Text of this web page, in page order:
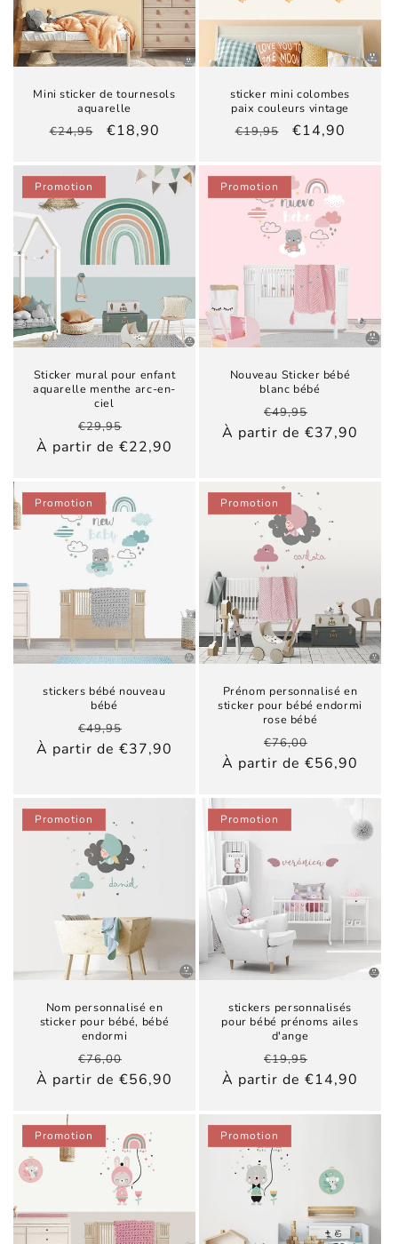
Mini sticker de tournesols
aquarelle
Prix
€24,95
Prix
€18,90
sticker mini colombes
paix couleurs vintage
Prix
€19,95
Prix
€14,90
Promotion
Sticker mural pour enfant
aquarelle menthe arc-en-
ciel
Prix
habituel
€29,95
promotionnel
À partir de €22,90
Promotion
Nouveau Sticker bébé
blanc bébé
Prix
habituel
€49,95
À partir de €37,90
Promotion
stickers bébé nouveau
bébé
Prix
habituel
€49,95
promotionnel
À partir de €37,90
Promotion
Prénom personnalisé en
sticker pour bébé endormi
rose bébé
Prix
habituel
€76,00
À partir de €56,90
Promotion
Nom personnalisé en
sticker pour bébé, bébé
endormi
Prix
habituel
€76,00
promotionnel
À partir de €56,90
Promotion
stickers personnalisés
pour bébé prénoms ailes
d'ange
Prix
habituel
€19,95
À partir de €14,90
Promotion Promotion